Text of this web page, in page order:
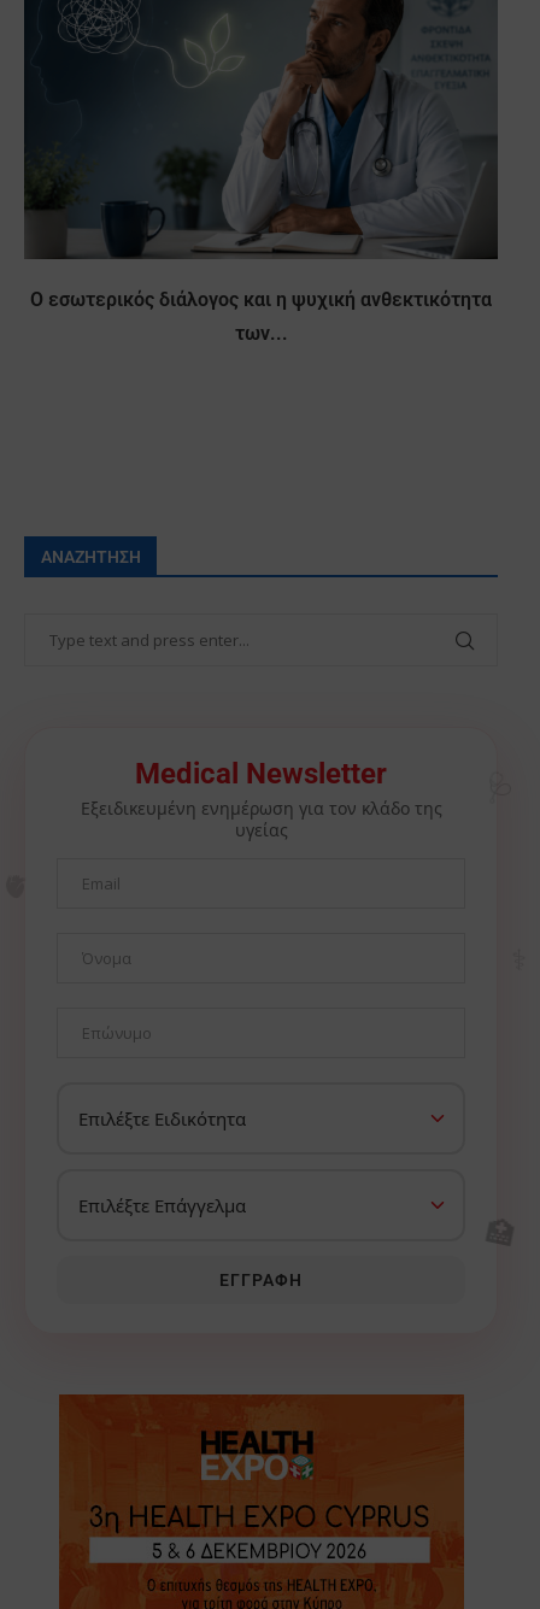
Ο εσωτερικός διάλογος και η ψυχική ανθεκτικότητα
των...
ΑΝΑΖΉΤΗΣΗ
Medical Newsletter
Εξειδικευμένη ενημέρωση για τον κλάδο της
υγείας
ΕΓΓΡΑΦΉ